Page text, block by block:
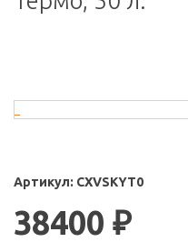
Артикул: CXVSKYT0
38400 ₽